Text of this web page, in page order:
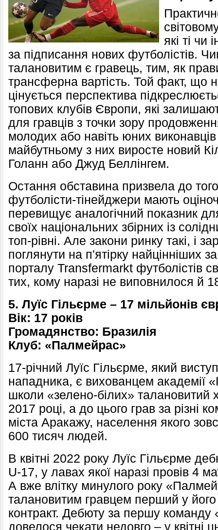
які ті чи
за підписання нових футболістів.
талановитим є гравець, тим, як
трансферна вартість. Той факт, що
цінується перспектива
топових клубів Європи, які
для гравців з точки зору
молодих або навіть юних
майбутньому з них виросте новий
Голанн або Джуд Беллінгем.
Остання обставина призвела до
футболісти-тінейджери мають
перевищує аналогічний показник
своїх національних збірних із
топ-рівні. Але закони ринку такі, і
поглянути на п'ятірку найцінніших
порталу Transfermarkt футболістів
тих, кому наразі не виповнилося й
5. Луїс Гільєрме – 17 мільйонів
Вік: 17 років
Громадянство: Бразилія
Клуб: «Палмейрас»
17-річний Луїс Гільєрме, який
нападника, є вихованцем академії
школи «зелено-білих» талановитий
2017 році, а до цього грав за різні
міста Аракажу, населення якого
600 тисяч людей.
В квітні 2022 року Луїс Гільєрме
U-17, у лавах якої наразі провів 4
А вже влітку минулого року
талановитим гравцем перший у
контракт. Дебюту за першу команду
довелося чекати недовго – у квітні